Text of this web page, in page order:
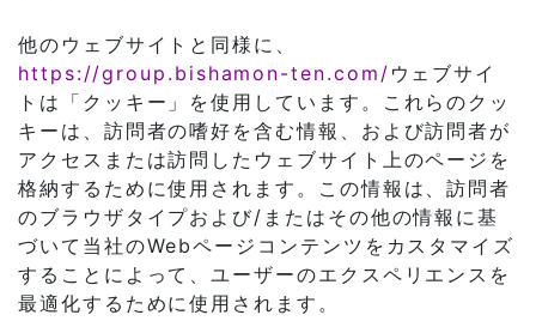
他のウェブサイトと同様に、
https://group.bishamon-ten.com/ ウェブサイ
トは「クッキー」を使用しています。これらのクッ
キーは、訪問者の嗜好を含む情報、および訪問者が
アクセスまたは訪問したウェブサイト上のページを
格納するために使用されます。この情報は、訪問者
のブラウザタイプおよび/またはその他の情報に基
づいて当社のWebページコンテンツをカスタマイズ
することによって、ユーザーのエクスペリエンスを
最適化するために使用されます。